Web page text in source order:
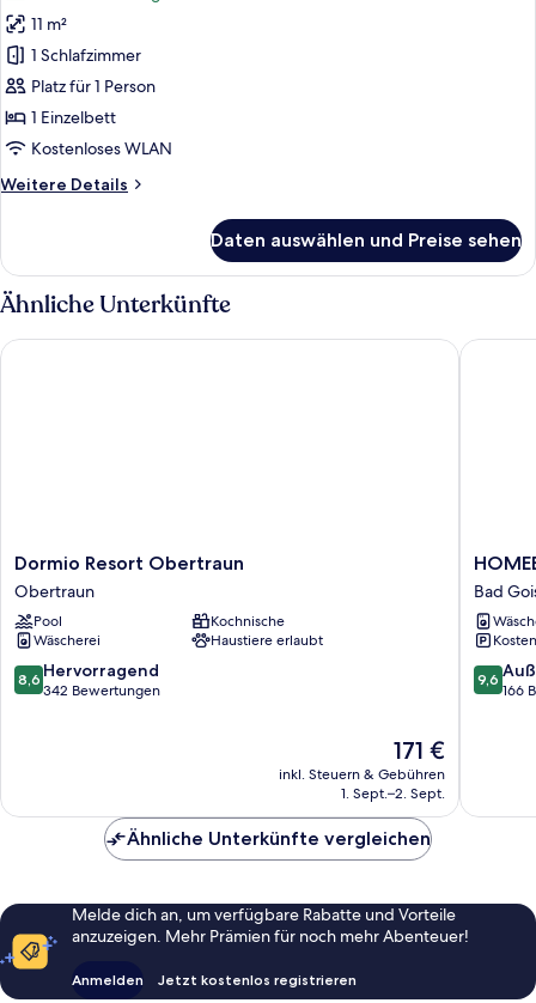
Standard-
Einzelzimmer
anzeigen
11 m²
1 Schlafzimmer
Platz für 1 Person
1 Einzelbett
Kostenloses WLAN
Weitere Details
Weitere
Einzelzimmer
Daten auswählen und Preise sehen
Ähnliche Unterkünfte
Dormio
Resort
Obertraun
Obertraun
Dormio Resort Obertraun
Obertraun
Pool
Kochnische
Wäscherei
Haustiere erlaubt
8.6
von
8,6 Hervorragend
342 Bewertungen
Der
Preis
beträgt
171 €
inkl. Steuern & Gebühren
1. Sept.–2. Sept.
Dormio Resort Obertraun
Bad
Goisern
Bad
Goisern
Bad
9.6
von
9,6
166
Ähnliche Unterkünfte vergleichen
Melde dich an, um verfügbare Rabatte und Vorteile
anzuzeigen. Mehr Prämien für noch mehr Abenteuer!
Anmelden Jetzt kostenlos registrieren